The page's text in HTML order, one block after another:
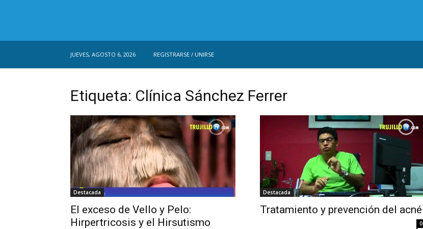
JUEVES, AGOSTO 6, 2026 REGISTRARSE / UNIRSE
Etiqueta: Clínica Sánchez Ferrer
Destacada
El exceso de Vello y Pelo:
Hirpertricosis y el Hirsutismo
Destacada
Tratamiento y prevención del acné
0